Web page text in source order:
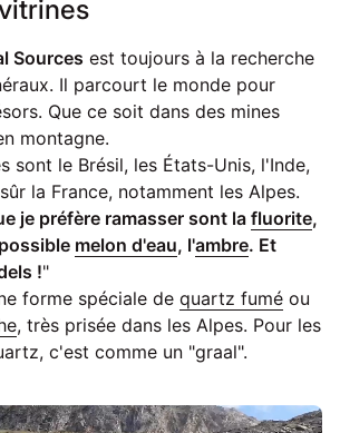
Sources est toujours à la recherche
Il parcourt le monde pour
Que ce soit dans des mines
montagne.
sont le Brésil, les États-Unis, l'Inde,
la France, notamment les Alpes.
je préfère ramasser sont la fluorite,
melon d'eau, l'ambre. Et
!"
forme spéciale de quartz fumé ou
, très prisée dans les Alpes. Pour les
c'est comme un "graal".